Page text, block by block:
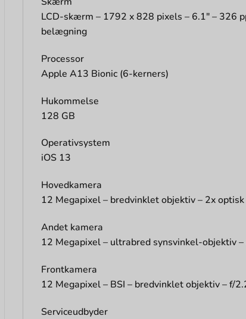
LCD-skærm – 1792 x 828 pixels – 6.1″ – 326
belægning
Processor
Apple A13 Bionic (6-kerners)
Hukommelse
128 GB
Operativsystem
iOS 13
Hovedkamera
12 Megapixel – bredvinklet objektiv – 2x
Andet kamera
12 Megapixel – ultrabred synsvinkel-objektiv
Frontkamera
12 Megapixel – BSI – bredvinklet objektiv – f/
Serviceudbyder